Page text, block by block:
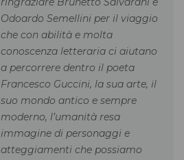
Odoardo Semellini per il viaggio
che con abilità e molta
conoscenza letteraria ci aiutano
a percorrere dentro il poeta
Francesco Guccini, la sua arte, il
suo mondo antico e sempre
moderno, l’umanità resa
immagine di personaggi e
atteggiamenti che possiamo